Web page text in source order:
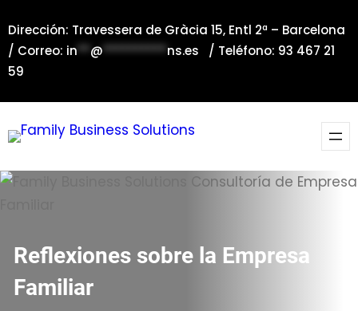
al
contenido
Dirección: Travessera de Gràcia 15, Entl 2ª – Barcelona
/ Correo: in**@**********ns.es / Teléfono: 93 467 21
59
Reflexiones sobre la Empresa
Familiar